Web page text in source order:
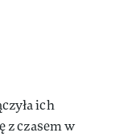
ich
z czasem w